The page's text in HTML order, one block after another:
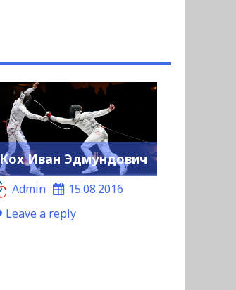
Кох Иван Эдмундович
Admin
15.08.2016
Leave a reply